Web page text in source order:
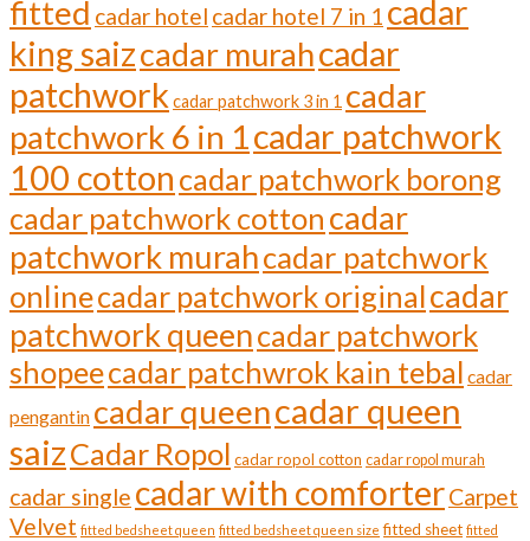
fitted cadar hotel cadar hotel 7 in 1 cadar
king saizcadar murahcadar
patchwork cadar patchwork 3 in 1 cadar
patchwork 6 in 1 cadar patchwork
100 cotton cadar patchwork borong
cadar patchwork cotton cadar
patchwork murahcadar patchwork
onlinecadar patchwork originalcadar
patchwork queencadar patchwork
shopeecadar patchwrok kain tebal cadar
pengantin cadar queencadar queen
saizCadar Ropol cadar ropol cotton cadar ropol murah
cadar single cadar with comforterCarpet
Velvet fitted bedsheet queen fitted bedsheet queen size fitted sheet fitted